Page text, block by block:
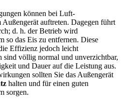
können bei Luft-
auftreten. Dagegen führt
d. h. der Betrieb wird
so das Eis zu entfernen. Diese
Effizienz jedoch leicht
sind völlig normal und unverzichtbar,
und Dauer auf die Leistung aus.
sollten Sie das Außengerät
halten und für einen guten
sorgen.